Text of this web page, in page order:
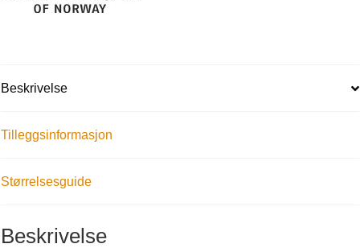
Beskrivelse
Tilleggsinformasjon
Størrelsesguide
Beskrivelse